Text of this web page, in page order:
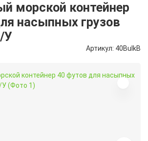
насыпных грузов
У
Артикул: 40BulkB